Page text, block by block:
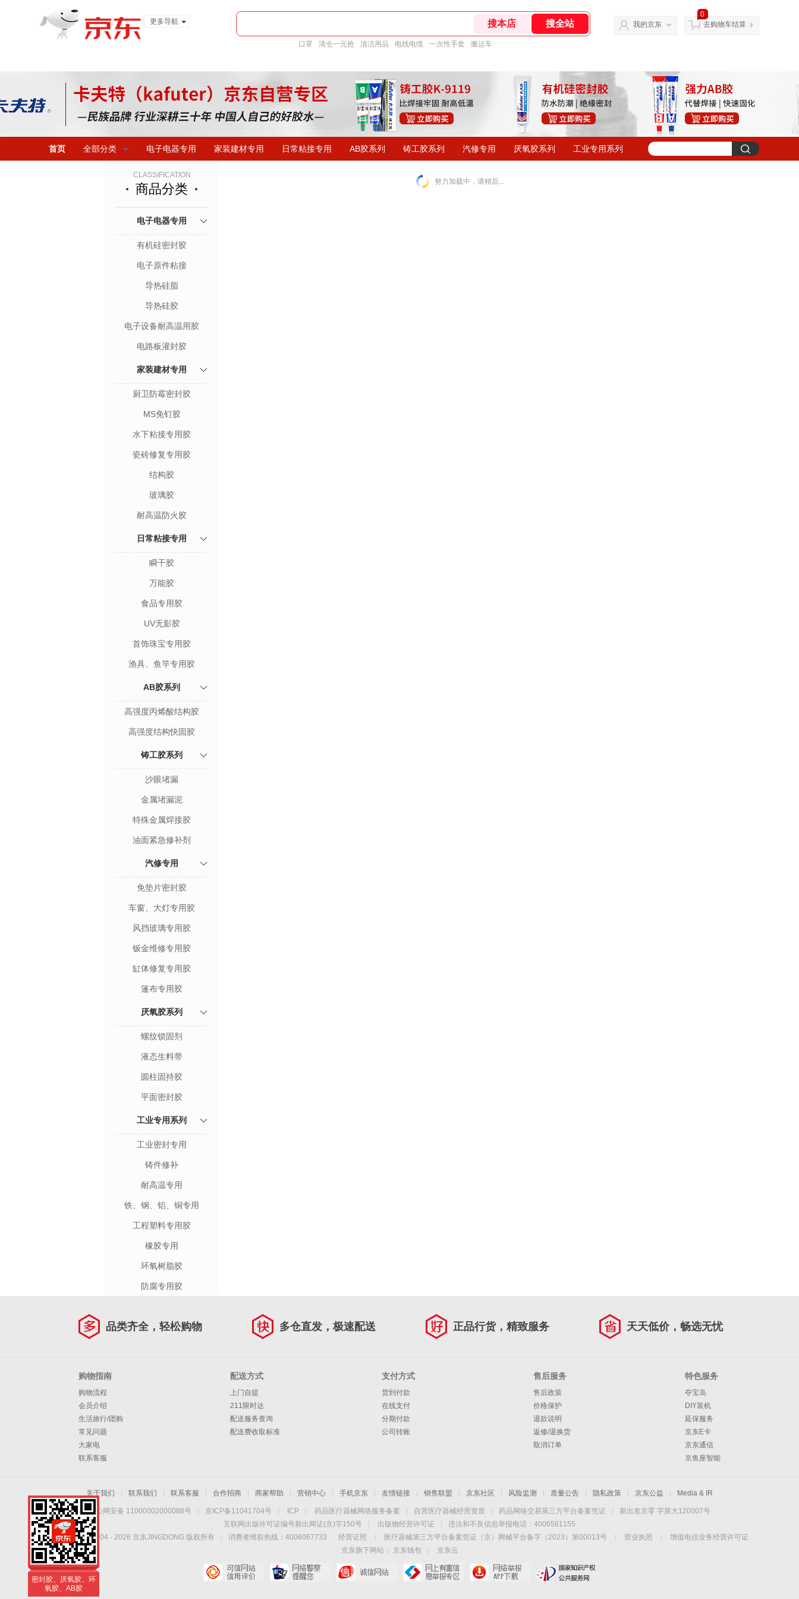
更多导航
口罩 清仓一元抢 清洁用品 电线电缆 一次性手套 搬运车
我的京东
0
去购物车结算
首页 全部分类 电子电器专用 家装建材专用 日常粘接专用 AB胶系列 铸工胶系列 汽修专用 厌氧胶系列 工业专用系列
CLASSIFICATION
商品分类
电子电器专用
有机硅密封胶
电子原件粘接
导热硅脂
导热硅胶
电子设备耐高温用胶
电路板灌封胶
家装建材专用
厨卫防霉密封胶
MS免钉胶
水下粘接专用胶
瓷砖修复专用胶
结构胶
玻璃胶
耐高温防火胶
日常粘接专用
瞬干胶
万能胶
食品专用胶
UV无影胶
首饰珠宝专用胶
渔具、鱼竿专用胶
AB胶系列
高强度丙烯酸结构胶
高强度结构快固胶
铸工胶系列
沙眼堵漏
金属堵漏泥
特殊金属焊接胶
油面紧急修补剂
汽修专用
免垫片密封胶
车窗、大灯专用胶
风挡玻璃专用胶
钣金维修专用胶
缸体修复专用胶
篷布专用胶
厌氧胶系列
螺纹锁固剂
液态生料带
圆柱固持胶
平面密封胶
工业专用系列
工业密封专用
铸件修补
耐高温专用
铁、钢、铝、铜专用
工程塑料专用胶
橡胶专用
环氧树脂胶
防腐专用胶
努力加载中，请稍后...
品类齐全，轻松购物 多仓直发，极速配送 正品行货，精致服务 天天低价，畅选无忧
购物指南
购物流程
会员介绍
生活旅行/团购
常见问题
大家电
联系客服
配送方式
上门自提
211限时达
配送服务查询
配送费收取标准
支付方式
货到付款
在线支付
分期付款
公司转账
售后服务
售后政策
价格保护
退款说明
返修/退换货
取消订单
特色服务
夺宝岛
DIY装机
延保服务
京东E卡
京东通信
京鱼座智能
关于我们 联系我们 联系客服 合作招商 商家帮助 营销中心 手机京东 友情链接 销售联盟 京东社区 风险监测 质量公告 隐私政策 京东公益 Media & IR
京公网安备 11000002000088号 京ICP备11041704号 ICP 药品医疗器械网络服务备案 自营医疗器械经营资质 药品网络交易第三方平台备案凭证
新出发京零 字第大120007号
互联网出版许可证编号新出网证(京)字150号
出版物经营许可证
违法和不良信息举报电话：4006561155
Copyright © 2004 - 2026 京东JINGDONG 版权所有 消费者维权热线：4006067733 经营证照 医疗器械第三方平台备案凭证（京）网械平台备字（2023）第00013号 营业执照
增值电信业务经营许可证
京东旗下网站：
京东钱包
京东云
卡夫特胶粘剂系列产
品
密封胶、厌氧胶、环
氧胶、AB胶
卡夫特胶粘剂系列产